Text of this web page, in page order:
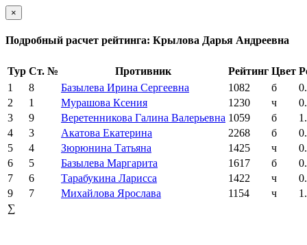
×
Подробный расчет рейтинга: Крылова Дарья Андреевна
Тур Ст. № Противник Рейтинг Цвет
1
8 Базылева Ирина Сергеевна 1082 б
2
1 Мурашова Ксения 1230 ч
3
9 Веретенникова Галина Валерьевна 1059 б
4
3 Акатова Екатерина 2268 б
5
4 Зюрюнина Татьяна 1425 ч
6
5 Базылева Маргарита 1617 б
7
6 Тарабукина Ларисса 1422 ч
9
7 Михайлова Ярослава 1154 ч
∑